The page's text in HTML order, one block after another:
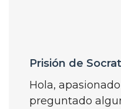
Prisión de
Hola,
preguntado